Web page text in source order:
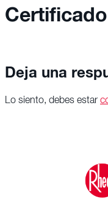
Deja una
Lo siento, debes estar